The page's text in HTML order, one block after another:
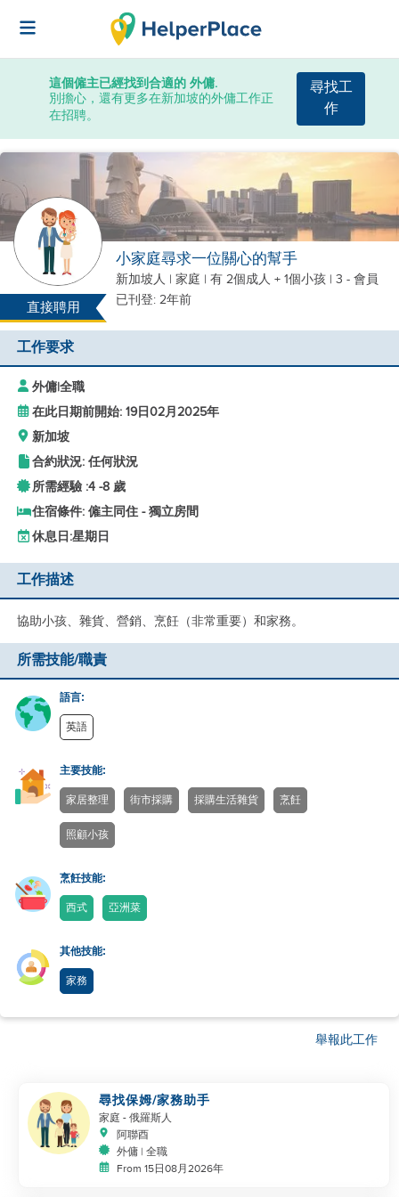
這個僱主已經找到合適的 外傭.
別擔心，還有更多在新加坡的外傭工作正
在招聘。
尋找工
作
直接聘用
小家庭尋求一位關心的幫手
新加坡人 | 家庭 | 有 2個成人 + 1個小孩 | 3 - 會員
已刊登: 2年前
工作要求
外傭|全職
在此日期前開始: 19日02月2025年
新加坡
合約狀況: 任何狀況
所需經驗 :4 -8 歲
住宿條件: 僱主同住 - 獨立房間
休息日:星期日
工作描述
協助小孩、雜貨、營銷、烹飪（非常重要）和家務。
所需技能/職責
語言:
英語
主要技能:
家居整理 街市採購 採購生活雜貨 烹飪
照顧小孩
烹飪技能:
西式 亞洲菜
其他技能:
家務
舉報此工作
尋找保姆/家務助手
家庭 - 俄羅斯人
阿聯酉
外傭 | 全職
From 15日08月2026年